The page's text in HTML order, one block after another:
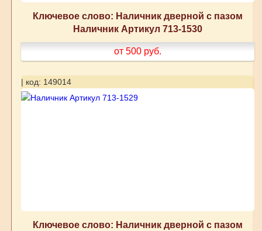
Ключевое слово: Наличник дверной с пазом
Наличник Артикул 713-1530
от 500 руб.
| код: 149014
Ключевое слово: Наличник дверной с пазом